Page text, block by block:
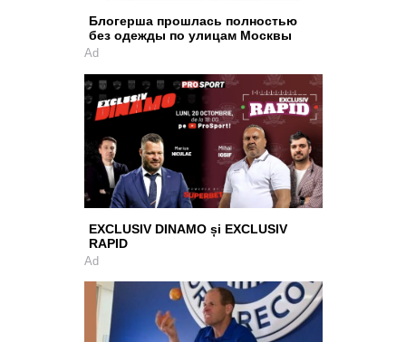
Блогерша прошлась полностью
без одежды по улицам Москвы
Ad
EXCLUSIV DINAMO și EXCLUSIV
RAPID
Ad